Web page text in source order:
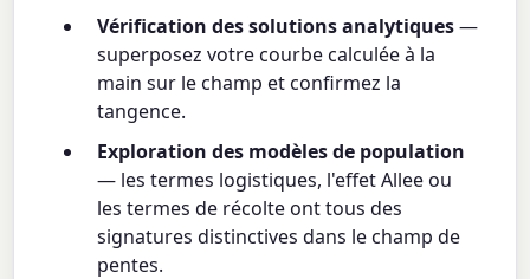
Vérification des solutions analytiques—
superposez votre courbe calculée à la
main sur le champ et confirmez la
tangence.
Exploration des modèles de population
— les termes logistiques, l'effet Allee ou
les termes de récolte ont tous des
signatures distinctives dans le champ de
pentes.